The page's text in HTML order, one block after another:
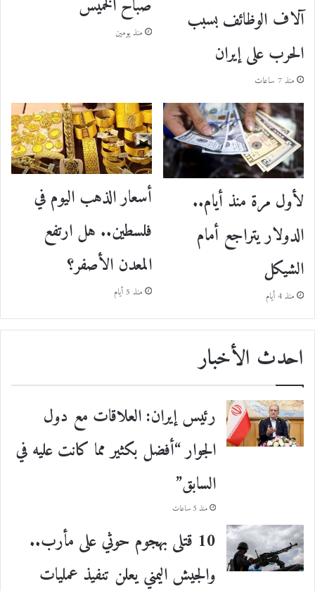
آلاف الوظائف بسبب
الحرب على إيران
منذ 7 ساعات
صباح الخميس
منذ يومين
لأول مرة منذ أيام..
الدولار يتراجع أمام
الشيكل
منذ 4 أيام
أسعار الذهب اليوم في
فلسطين.. هل ارتفع
المعدن الأصفر؟
منذ 5 أيام
احدث الأخبار
رئيس إيران: العلاقات مع دول
الجوار “أفضل بكثير مما كانت عليه في
السابق”
منذ 5 ساعات
10 قتلى بهجوم حوثي على مأرب..
والجيش اليمني يعلن تنفيذ عمليات